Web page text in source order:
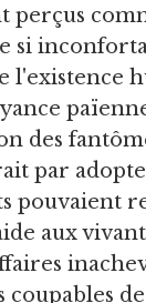
perçus
si
l'existence
des
par
pouvaient
aux
coupables